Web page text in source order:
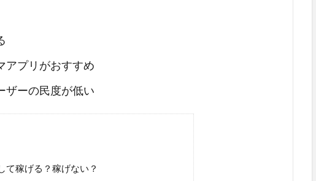
アプリがおすすめ
ザーの民度が低い
て稼げる？稼げない？